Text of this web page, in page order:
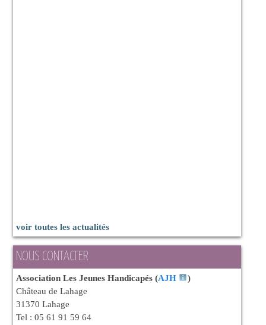
voir toutes les actualités
NOUS CONTACTER
Association Les Jeunes Handicapés (AJH
)
Château de Lahage
31370 Lahage
Tel : 05 61 91 59 64